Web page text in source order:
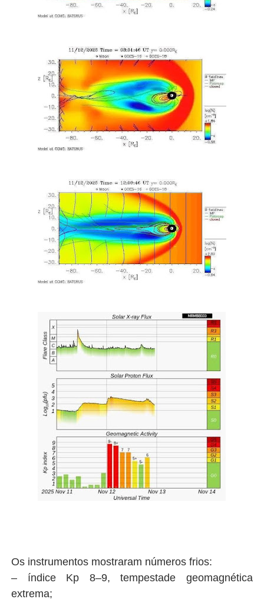
Os instrumentos mostraram números frios:
– índice Kp 8–9, tempestade geomagnética
extrema;